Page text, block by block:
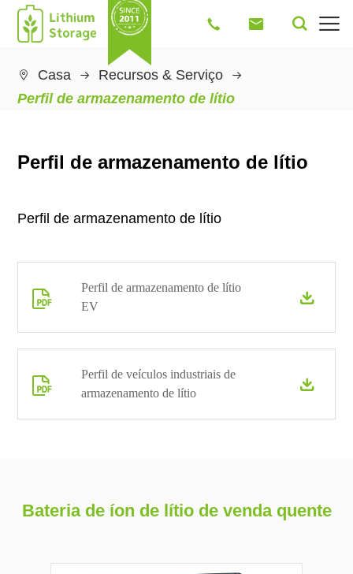
   
 Casa
Recursos & Serviço
Perfil de armazenamento de lítio
Perfil de armazenamento de lítio
Perfil de armazenamento de lítio

Perfil de armazenamento de lítio
EV


Perfil de veículos industriais de
armazenamento de lítio

Bateria de íon de lítio de venda quente